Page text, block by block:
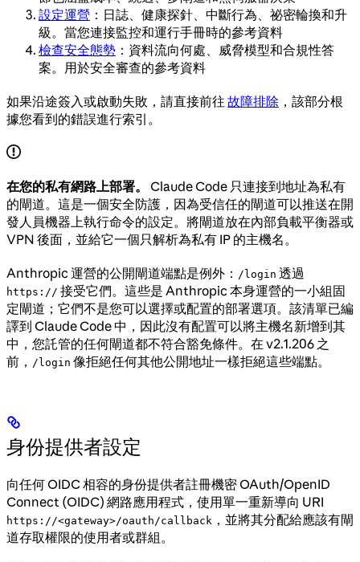
設定運營 ：日誌、健康探針、中斷行為、祕密輪換和升
級。當您連接監控和運行手冊時的參考資料
檢查安全態勢 ：資料流向何處、威脅模型和合規性答
案。用於安全審查的參考資料
如果沿途簽入或啟動失敗，請直接前往 故障排除 ，該部分根
據您看到的錯誤進行索引。
在您的私有網路上部署。
Claude Code 只連接到地址為私有
的閘道。這是一個安全防護，因為受信任的閘道可以推送在開
發人員機器上執行命令的設定。將閘道放在內部負載平衡器或
VPN 後面，並給它一個只解析為私有 IP 的主機名。
Anthropic 運營的公開閘道端點是例外： /login 透過
https:// 接受它們。這些是 Anthropic 本身運營的一小組固
定閘道；它們不是您可以選擇或配置的部署選項。該清單已編
譯到 Claude Code 中，因此沒有配置可以將主機名新增到其
中，您託管的任何閘道都不符合豁免條件。在 v2.1.206 之
前， /login 像拒絕任何其他公開地址一樣拒絕這些端點。
身份提供者設定
向任何 OIDC 相容的身份提供者註冊機密 OAuth/OpenID
Connect (OIDC) 網路應用程式，使用單一重新導向 URI
https://<gateway>/oauth/callback ，並將其分配給應該有閘
道存取權限的使用者或群組。